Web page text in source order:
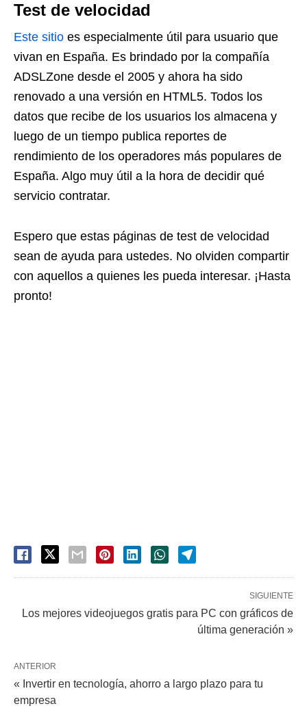
Test de velocidad
Este sitio es especialmente útil para usuario que
vivan en España. Es brindado por la compañía
ADSLZone desde el 2005 y ahora ha sido
renovado a una versión en HTML5. Todos los
datos que recibe de los usuarios los almacena y
luego de un tiempo publica reportes de
rendimiento de los operadores más populares de
España. Algo muy útil a la hora de decidir qué
servicio contratar.
Espero que estas páginas de test de velocidad
sean de ayuda para ustedes. No olviden compartir
con aquellos a quienes les pueda interesar. ¡Hasta
pronto!
SIGUIENTE
Los mejores videojuegos gratis para PC con gráficos de
última generación »
ANTERIOR
« Invertir en tecnología, ahorro a largo plazo para tu
empresa